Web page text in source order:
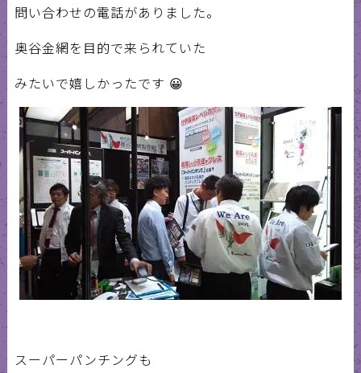
問い合わせの電話がありました。
奥谷金網を目的で来られていた
みたいで嬉しかったです 😀
スーパーパンチングも